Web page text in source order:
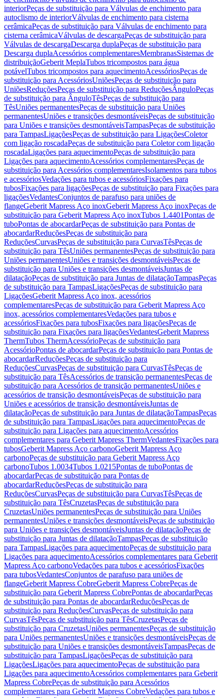
interiorPeças de substituição para Válvulas de enchimento para
autoclismo de interiorVálvulas de enchimento para cisterna
cerâmicaPeças de substituição para Válvulas de enchimento para
cisterna cerâmicaVálvulas de descargaPeças de substituição para
Válvulas de descargaDescarga duplaPeças de substituição para
Descarga duplaAcessórios complementaresMembranasSistemas de
distribuiçãoGeberit MeplaTubos tricompostos para água
potávelTubos tricompostos para aquecimentoAcessóriosPeças de
substituição para AcessóriosUniõesPeças de substituição para
UniõesReduçõesPeças de substituição para ReduçõesÂnguloPeças
de substituição para ÂnguloTêsPeças de substituição para
TêsUniões permanentesPeças de substituição para Uniões
permanentesUniões e transições desmontáveisPeças de substituição
para Uniões e transições desmontáveisTampasPeças de substituição
para TampasLigaçõesPeças de substituição para LigaçõesColetor
com ligação roscadaPeças de substituição para Coletor com ligação
roscadaLigações para aquecimentoPeças de substituição para
Ligações para aquecimentoAcessórios complementaresPeças de
substituição para Acessórios complementaresIsolamentos para tubos
e acessóriosVedações para tubos e acessóriosFixações para
tubosFixações para ligaçõesPeças de substituição para Fixações para
ligaçõesVedantesConjuntos de parafuso para uniões de
flangeGeberit Mapress Aço inoxGeberit Mapress Aço inoxPeças de
substituição para Geberit Mapress Aço inoxTubos 1.4401Pontas de
tuboPontas de abocardarPeças de substituição para Pontas de
abocardarReduçõesPeças de substituição para
ReduçõesCurvasPeças de substituição para CurvasTêsPeças de
substituição para TêsUniões permanentesPeças de substituição para
Uniões permanentesUniões e transições desmontáveisPeças de
substituição para Uniões e transições desmontáveisJuntas de
dilataçãoPeças de substituição para Juntas de dilataçãoTampasPeças
de substituição para TampasLigaçõesPeças de substituição para
LigaçõesGeberit Mapress Aço inox, acessórios
complementaresPeças de substituição para Geberit Mapress Aço
inox, acessórios complementaresVedações para tubos e
acessóriosFixações para tubosFixações para ligaçõesPeças de
substituição para Fixações para ligaçõesVedantesGeberit Mapress
ThermTubos ThermAcessórioPeças de substituição para
AcessórioPontas de abocardarPeças de substituição para Pontas de
abocardarReduçõesPeças de substituição para
ReduçõesCurvasPeças de substituição para CurvasTêsPeças de
substituição para TêsAcessórios de transição permanentesPeças de
substituição para Acessórios de transição permanentesUniões e
acessórios de transição desmontáveisPeças de substituição para
Uniões e acessórios de transição desmontáveisJuntas de
dilataçãoPeças de substituição para Juntas de dilataçãoTampasPeças
de substituição para TampasLigações para aquecimentoPeças de
substituição para Ligações para aquecimentoAcessórios
complementares para Geberit Mapress ThermVedantesFixações para
tubosGeberit Mapress Aço carbonoGeberit Mapress Aço
carbonoPeças de substituição para Geberit Mapress Aço
carbonoTubos 1.0034Tubos 1.0215Pontas de tuboPontas de
abocardarPeças de substituição para Pontas de
abocardarReduçõesPeças de substituição para
ReduçõesCurvasPeças de substituição para CurvasTêsPeças de
substituição para TêsCruzetasPeças de substituição para
CruzetasUniões permanentesPeças de substituição para Uniões
permanentesUniões e transições desmontáveisPeças de substituição
para Uniões e transições desmontáveisJuntas de dilataçãoPeças de
substituição para Juntas de dilataçãoTampasPeças de substituição
para TampasLigações para aquecimentoPeças de substituição para
Ligações para aquecimentoAcessórios complementares para Geberit
Mapress Aço carbonoVedações para tubos e acessóriosFixações
para tubosVedantesConjuntos de parafuso para uniões de
flangeGeberit Mapress CobreGeberit Mapress CobrePeças de
substituição para Geberit Mapress CobrePontas de abocardarPeças
de substituição para Pontas de abocardarReduçõesPeças de
substituição para ReduçõesCurvasPeças de substituição para
CurvasTêsPeças de substituição para TêsCruzetasPeças de
substituição para CruzetasUniões permanentesPeças de substituição
para Uniões permanentesUniões e transições desmontáveisPeças de
substituição para Uniões e transições desmontáveisTampasPeças de
substituição para TampasLigaçõesPeças de substituição para
LigaçõesLigações para aquecimentoPeças de substituição para
Ligações para aquecimentoAcessórios complementares para Geberit
Mapress CobrePeças de substituição para Acessórios
complementares para Geberit Mapress CobreVedações para tubos e